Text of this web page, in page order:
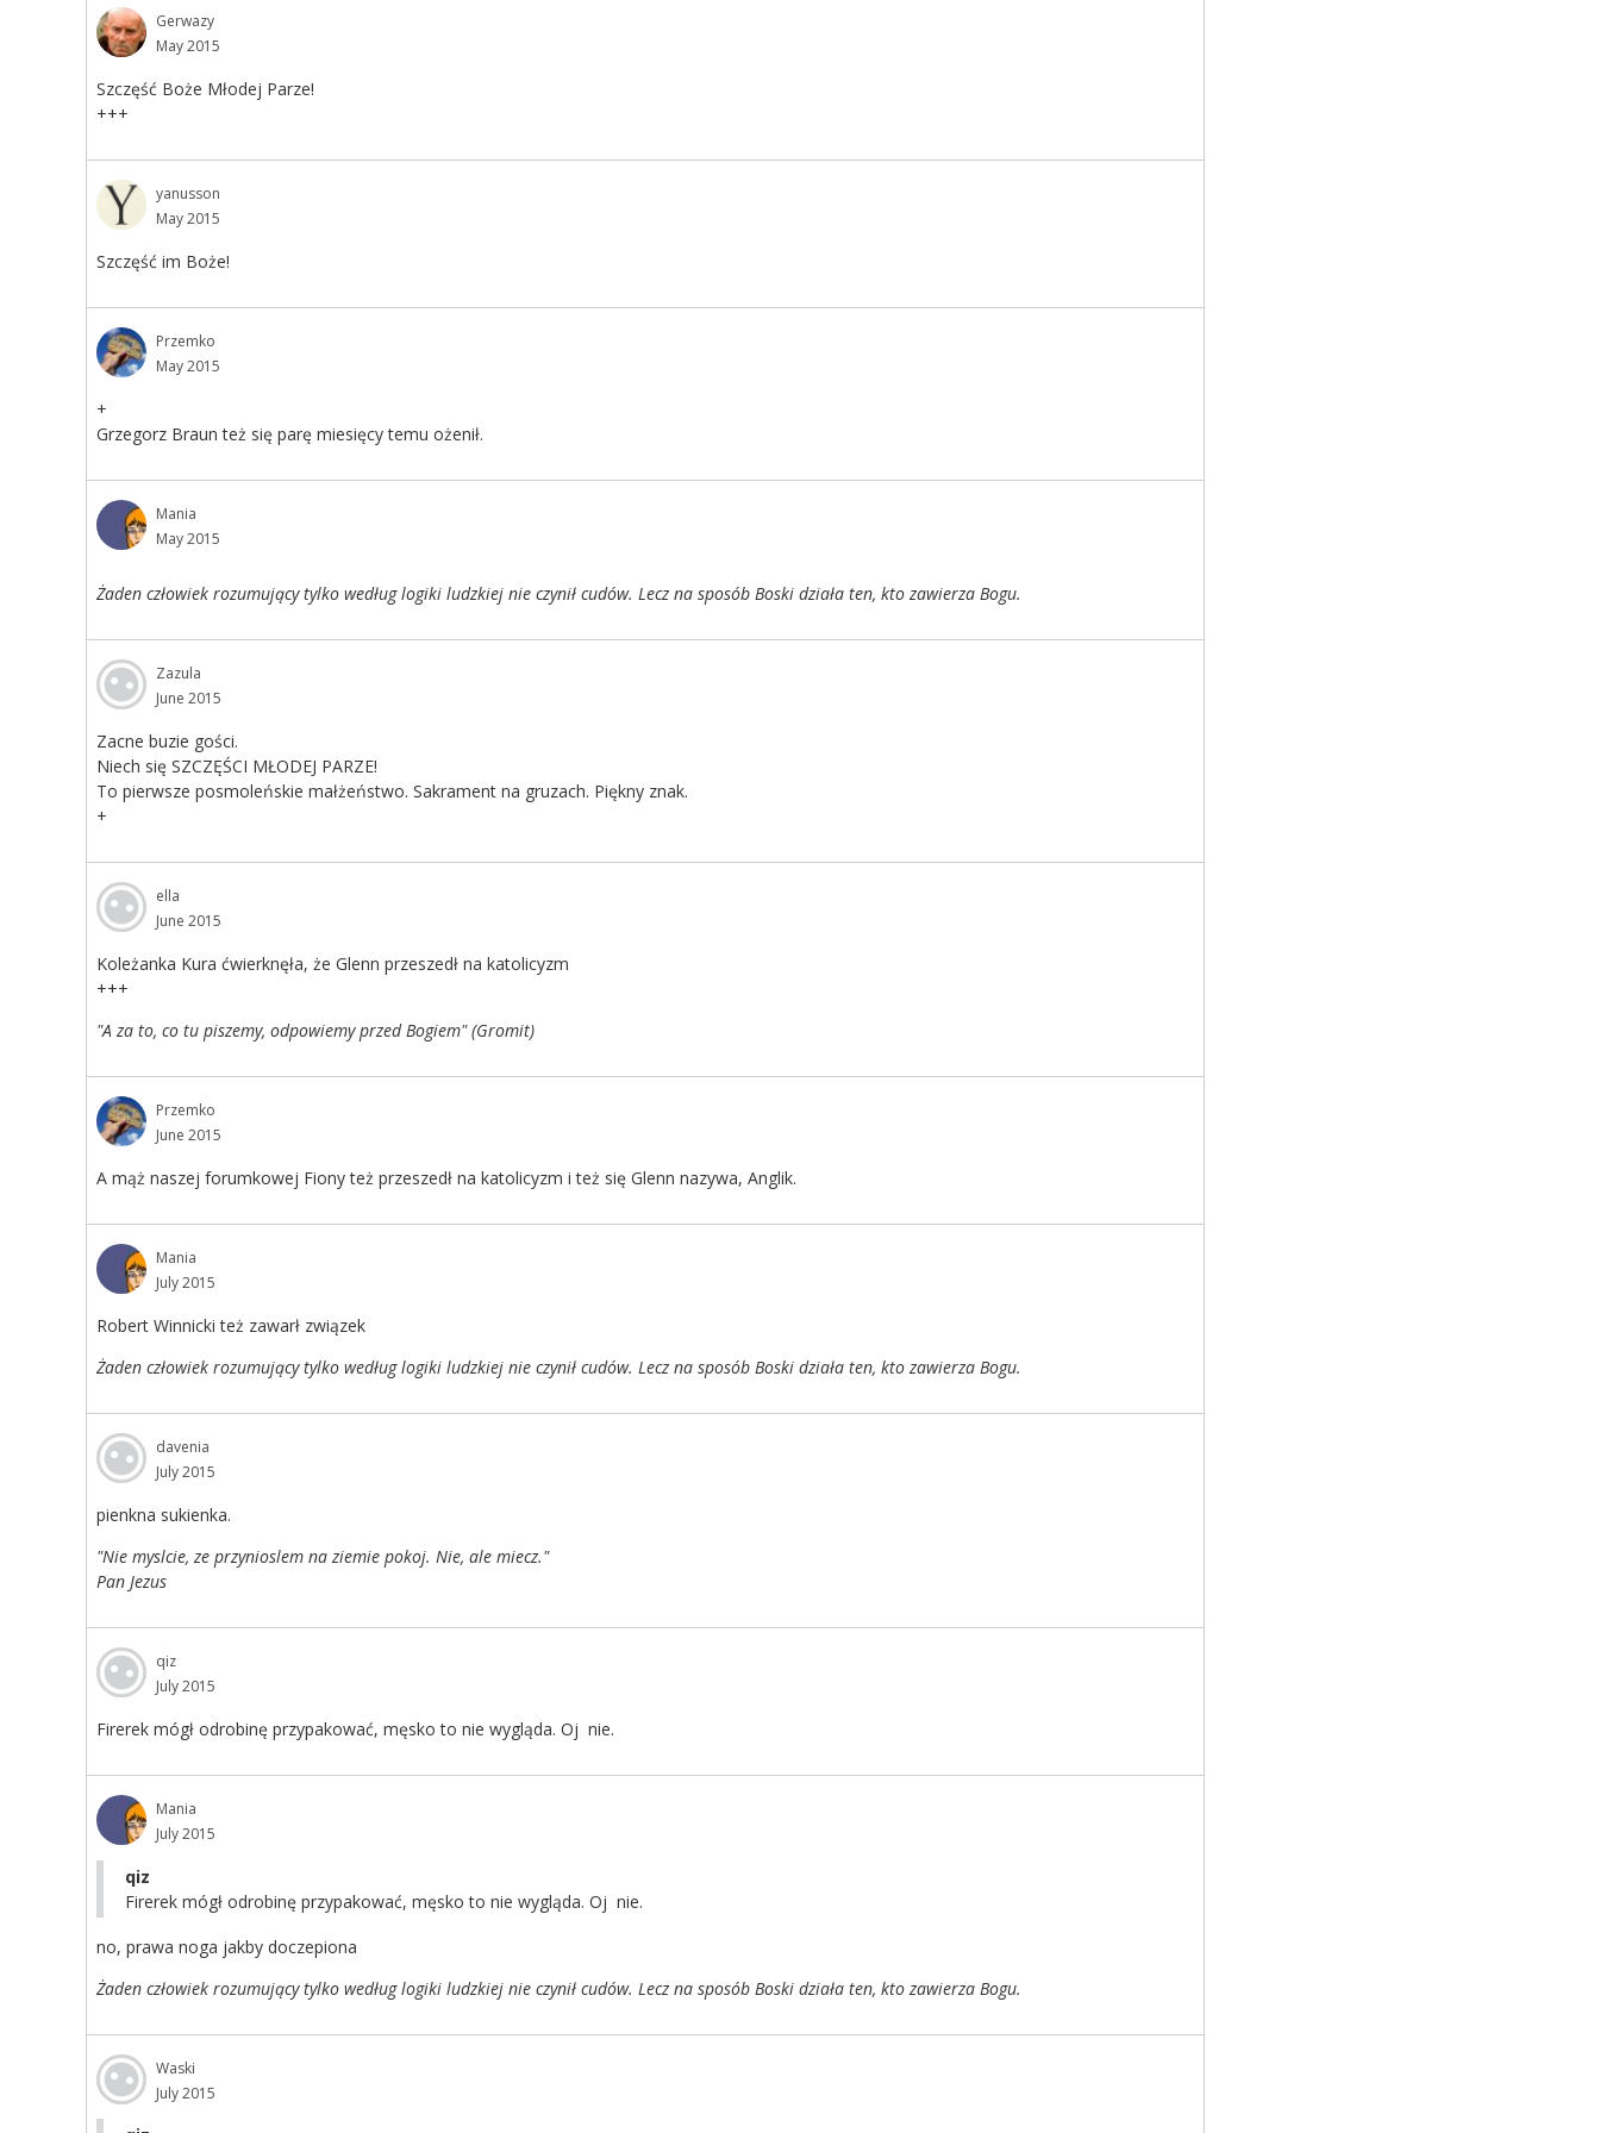
Gerwazy
May 2015
Szczęść Boże Młodej Parze!
+++
yanusson
May 2015
Szczęść im Boże!
Przemko
May 2015
+
Grzegorz Braun też się parę miesięcy temu ożenił.
Mania
May 2015
Żaden człowiek rozumujący tylko według logiki ludzkiej nie czynił cudów. Lecz na sposób Boski działa ten, kto zawierza Bogu.
Zazula
June 2015
Zacne buzie gości.
Niech się SZCZĘŚCI MŁODEJ PARZE!
To pierwsze posmoleńskie małżeństwo. Sakrament na gruzach. Piękny znak.
+
ella
June 2015
Koleżanka Kura ćwierknęła, że Glenn przeszedł na katolicyzm
+++
"A za to, co tu piszemy, odpowiemy przed Bogiem" (Gromit)
Przemko
June 2015
A mąż naszej forumkowej Fiony też przeszedł na katolicyzm i też się Glenn nazywa, Anglik.
Mania
July 2015
Robert Winnicki też zawarł związek
Żaden człowiek rozumujący tylko według logiki ludzkiej nie czynił cudów. Lecz na sposób Boski działa ten, kto zawierza Bogu.
davenia
July 2015
pienkna sukienka.
"Nie myslcie, ze przynioslem na ziemie pokoj. Nie, ale miecz."
Pan Jezus
qiz
July 2015
Firerek mógł odrobinę przypakować, męsko to nie wygląda. Oj nie.
Mania
July 2015
qiz
Firerek mógł odrobinę przypakować, męsko to nie wygląda. Oj nie.
no, prawa noga jakby doczepiona
Żaden człowiek rozumujący tylko według logiki ludzkiej nie czynił cudów. Lecz na sposób Boski działa ten, kto zawierza Bogu.
Waski
July 2015